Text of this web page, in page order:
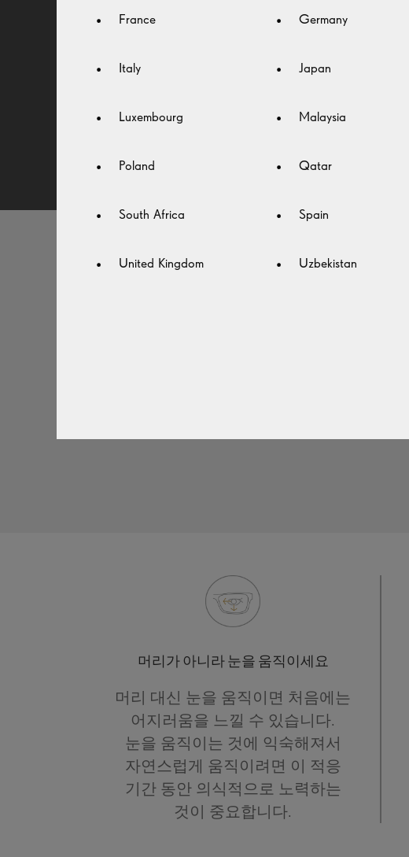
France Germany
Italy Japan
Luxembourg Malaysia
Poland Qatar
South Africa Spain
United Kingdom Uzbekistan
알면 눈을 보호하고 건강도 챙길 수
SEIKO의 렌즈를 착용하면 더욱
머리가 아니라 눈을 움직이세요
머리 대신 눈을 움직이면 처음에는
어지러움을 느낄 수 있습니다.
눈을 움직이는 것에 익숙해져서
자연스럽게 움직이려면 이 적응
기간 동안 의식적으로 노력하는
것이 중요합니다.